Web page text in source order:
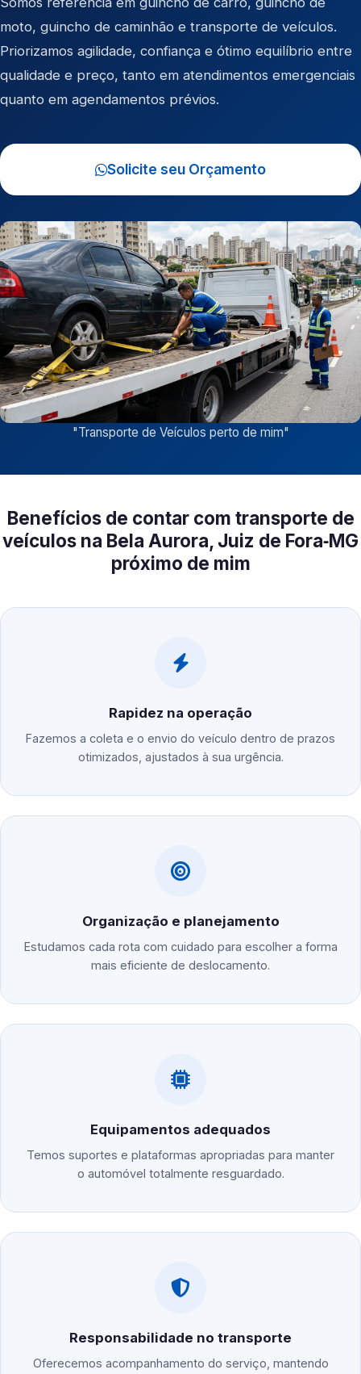
moto, guincho de caminhão e transporte de veículos.
Priorizamos agilidade, confiança e ótimo equilíbrio entre
qualidade e preço, tanto em atendimentos emergenciais
quanto em agendamentos prévios.
Solicite seu Orçamento
"Transporte de Veículos perto de mim"
Benefícios de contar com transporte de
veículos na Bela Aurora, Juiz de Fora‑MG
próximo de mim
Rapidez na operação
Fazemos a coleta e o envio do veículo dentro de prazos
otimizados, ajustados à sua urgência.
Organização e planejamento
Estudamos cada rota com cuidado para escolher a forma
mais eficiente de deslocamento.
Equipamentos adequados
Temos suportes e plataformas apropriadas para manter
o automóvel totalmente resguardado.
Responsabilidade no transporte
Oferecemos acompanhamento do serviço, mantendo